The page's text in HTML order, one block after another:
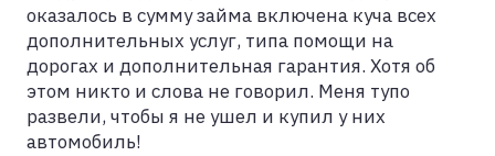
оказалось в сумму займа включена куча всех
дополнительных услуг, типа помощи на
дорогах и дополнительная гарантия. Хотя об
этом никто и слова не говорил. Меня тупо
развели, чтобы я не ушел и купил у них
автомобиль!